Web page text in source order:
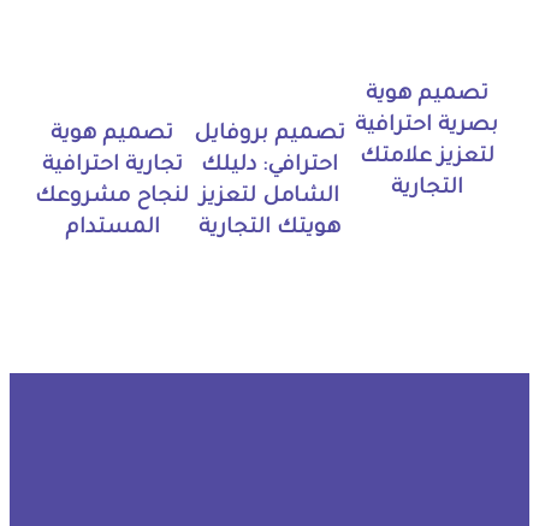
تصميم هوية
بصرية احترافية
لتعزيز علامتك
التجارية
تصميم بروفايل
احترافي: دليلك
الشامل لتعزيز
هويتك التجارية
تصميم هوية
تجارية احترافية
لنجاح مشروعك
المستدام